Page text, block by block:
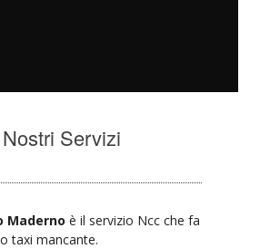
Servizi
Maderno è il servizio Ncc che fa
taxi mancante.